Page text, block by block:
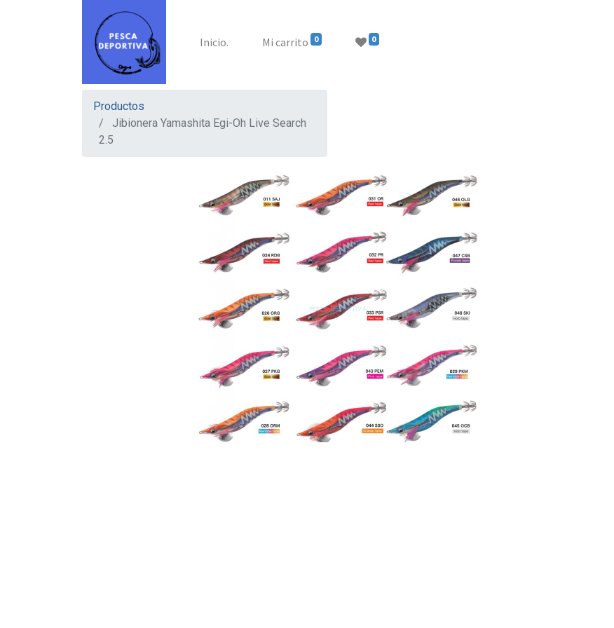
Inicio. Mi carrito 0 0
Productos
Jibionera Yamashita Egi-Oh Live Search
2.5